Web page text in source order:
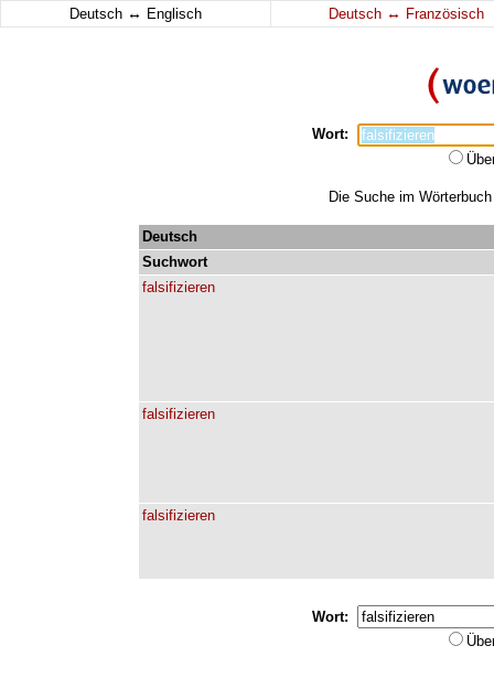
Deutsch ↔ Englisch Deutsch ↔ Französisch
Wort:
Die Suche im
Deutsch
Suchwort
falsifizieren
falsifizieren
falsifizieren
Wort: